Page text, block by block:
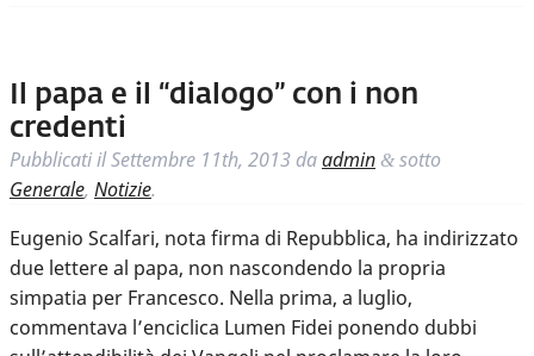
Il papa e il “dialogo” con i non
credenti
Pubblicati ilSettembre 11th, 2013 daadmin & sotto
Generale, Notizie.
Eugenio Scalfari, nota firma di Repubblica, ha indirizzato
due lettere al papa, non nascondendo la propria
simpatia per Francesco. Nella prima, a luglio,
commentava l’enciclica Lumen Fidei ponendo dubbi